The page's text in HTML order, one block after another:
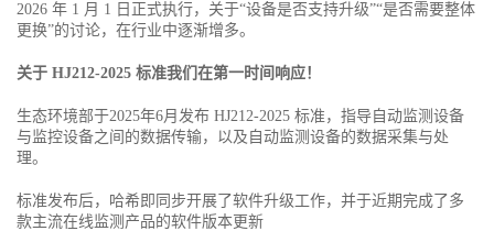
2026 年 1 月 1 日正式执行，关于“设备是否支持升级”“是否需要整体
更换”的讨论，在行业中逐渐增多。
关于 HJ212-2025 标准我们在第一时间响应！
生态环境部于2025年6月发布 HJ212-2025 标准，指导自动监测设备
与监控设备之间的数据传输，以及自动监测设备的数据采集与处
理。
标准发布后，哈希即同步开展了软件升级工作，并于近期完成了多
款主流在线监测产品的软件版本更新